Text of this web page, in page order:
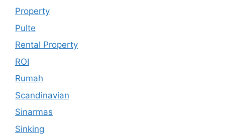
Property
Pulte
Rental Property
ROI
Rumah
Scandinavian
Sinarmas
Sinking